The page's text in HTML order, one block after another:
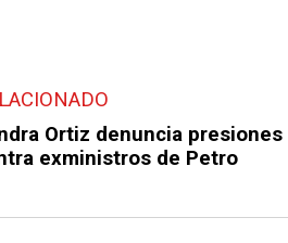
Ortiz denuncia
exministros de Petro